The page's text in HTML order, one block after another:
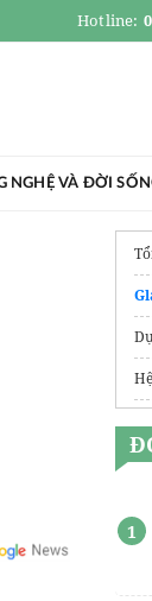
Hotline:
NGHỆ VÀ ĐỜI